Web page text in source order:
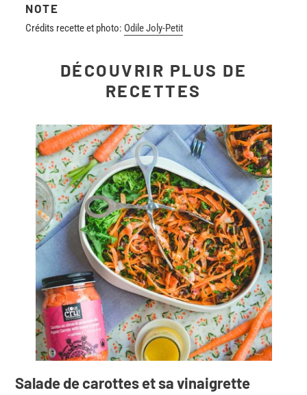
NOTE
Crédits recette et photo: Odile Joly-Petit
DÉCOUVRIR PLUS DE
RECETTES
Salade de carottes et sa vinaigrette